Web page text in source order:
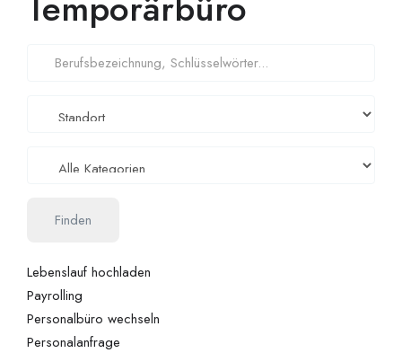
Finden
Lebenslauf hochladen
Payrolling
Personalbüro wechseln
Personalanfrage